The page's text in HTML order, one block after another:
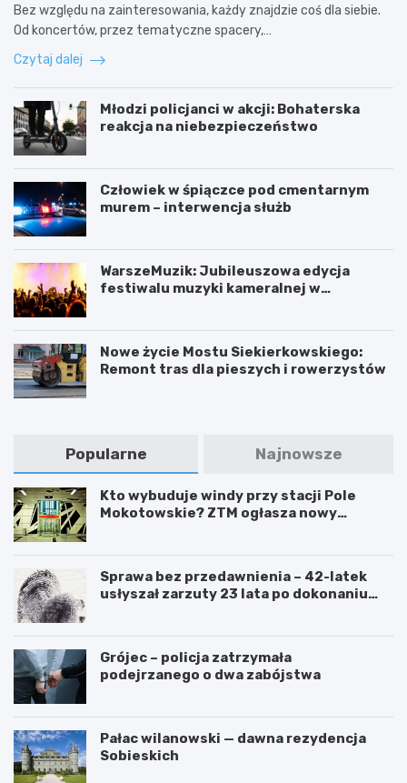
Bez względu na zainteresowania, każdy znajdzie coś dla siebie.
Od koncertów, przez tematyczne spacery,…
Czytaj dalej
Młodzi policjanci w akcji: Bohaterska
reakcja na niebezpieczeństwo
Człowiek w śpiączce pod cmentarnym
murem – interwencja służb
WarszeMuzik: Jubileuszowa edycja
festiwalu muzyki kameralnej w
Nowe życie Mostu Siekierkowskiego:
Remont tras dla pieszych i rowerzystów
Popularne Najnowsze
Kto wybuduje windy przy stacji Pole
Mokotowskie? ZTM ogłasza nowy
Sprawa bez przedawnienia – 42-latek
usłyszał zarzuty 23 lata po dokonaniu
Grójec – policja zatrzymała
podejrzanego o dwa zabójstwa
Pałac wilanowski — dawna rezydencja
Sobieskich